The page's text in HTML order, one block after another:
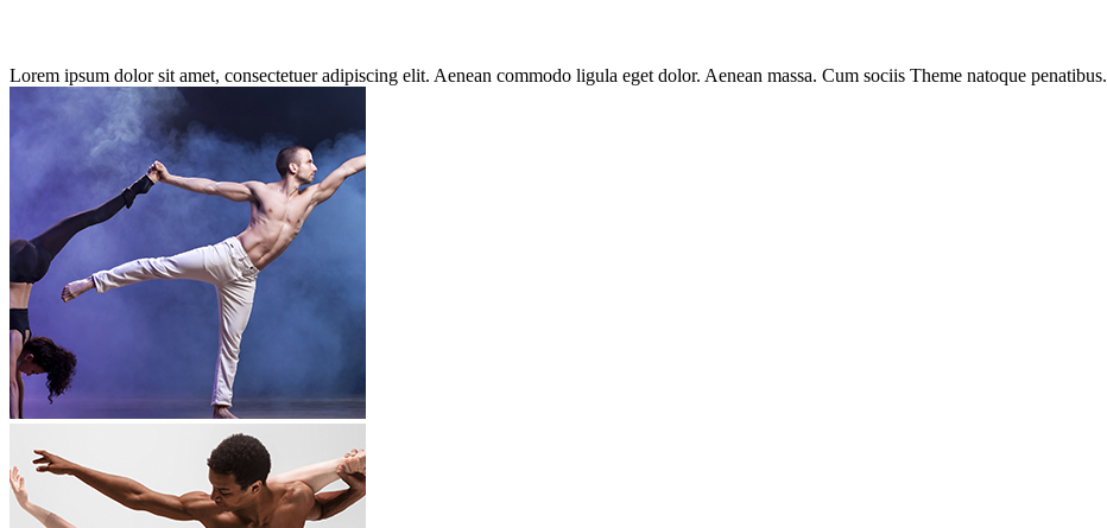
Lorem ipsum dolor sit amet, consectetuer adipiscing elit. Aenean commodo ligula eget dolor. Aenean massa. Cum sociis Theme natoque penatibus.